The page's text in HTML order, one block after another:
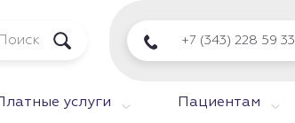
+7 (343) 228 59 33
Платные услуги Пациентам